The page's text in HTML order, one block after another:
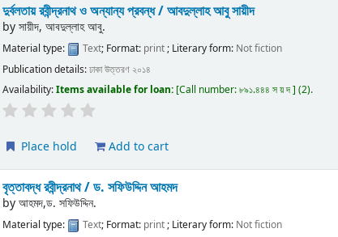
দুর্বলতায় রবীন্দ্রনাথ ও অন্যান্য প্রবন্ধ / আবদুল্লাহ আবু সায়ীদ
byসায়ীদ, আবদুল্লাহ আবু.
Material type: Text; Format: print; Literary form: Not fiction
Publication details:ঢাকাউত্তরণ ২০১৪
Availability:Items available for loan: Call number:৮৯১.৪৪৪ স য় দ (2).
Place hold Add to cart
বৃত্তাবদ্ধ রবীন্দ্রনাথ / ড. সফিউদ্দিন আহমদ
byআহমদ,ড. সফিউদ্দিন.
Material type: Text; Format: print; Literary form: Not fiction